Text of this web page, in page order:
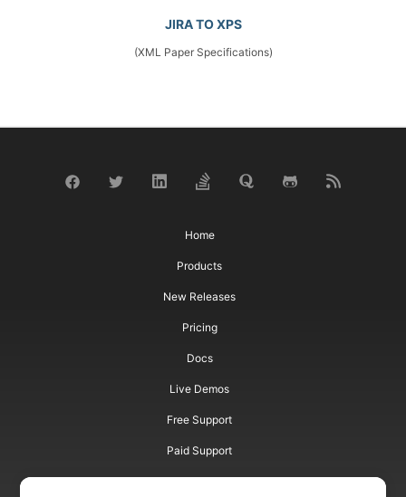
JIRA TO XPS
(XML Paper Specifications)
Home
Products
New Releases
Pricing
Docs
Live Demos
Free Support
Paid Support
Paid Consulting